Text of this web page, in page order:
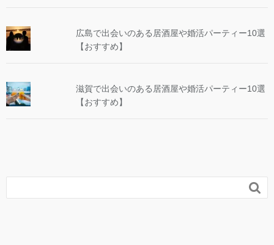
広島で出会いのある居酒屋や婚活パーティー10選
【おすすめ】
滋賀で出会いのある居酒屋や婚活パーティー10選
【おすすめ】
